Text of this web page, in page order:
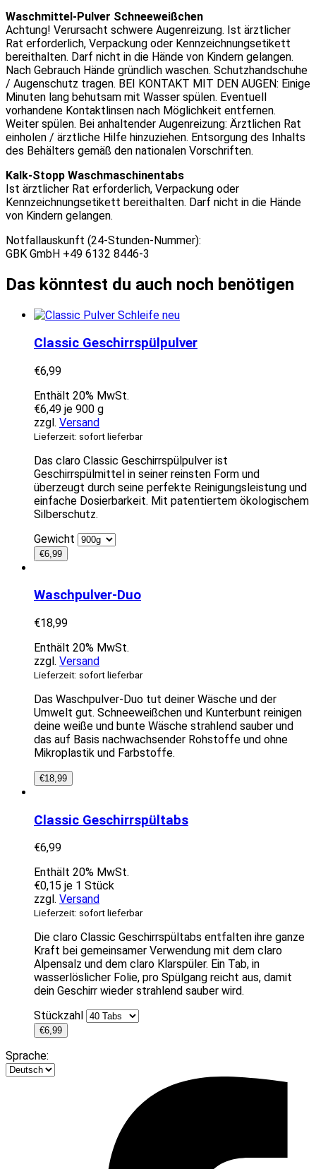
Waschmittel-Pulver Schneeweißchen
Achtung! Verursacht schwere Augenreizung. Ist ärztlicher
Rat erforderlich, Verpackung oder Kennzeichnungsetikett
bereithalten. Darf nicht in die Hände von Kindern gelangen.
Nach Gebrauch Hände gründlich waschen. Schutzhandschuhe
/ Augenschutz tragen. BEI KONTAKT MIT DEN AUGEN: Einige
Minuten lang behutsam mit Wasser spülen. Eventuell
vorhandene Kontaktlinsen nach Möglichkeit entfernen.
Weiter spülen. Bei anhaltender Augenreizung: Ärztlichen Rat
einholen / ärztliche Hilfe hinzuziehen. Entsorgung des Inhalts
des Behälters gemäß den nationalen Vorschriften.
Kalk-Stopp Waschmaschinentabs
Ist ärztlicher Rat erforderlich, Verpackung oder
Kennzeichnungsetikett bereithalten. Darf nicht in die Hände
von Kindern gelangen.
Notfallauskunft (24-Stunden-Nummer):
GBK GmbH +49 6132 8446-3
Das könntest du auch noch benötigen
Classic Geschirrspülpulver
€6,99
Enthält 20% MwSt.
€6,49 je 900 g
zzgl. Versand
Lieferzeit: sofort lieferbar
Das claro Classic Geschirrspülpulver ist
Geschirrspülmittel in seiner reinsten Form und
überzeugt durch seine perfekte Reinigungsleistung und
einfache Dosierbarkeit. Mit patentiertem ökologischem
Silberschutz.
Gewicht
€6,99
Waschpulver-Duo
€18,99
Enthält 20% MwSt.
zzgl. Versand
Lieferzeit: sofort lieferbar
Das Waschpulver-Duo tut deiner Wäsche und der
Umwelt gut. Schneeweißchen und Kunterbunt reinigen
deine weiße und bunte Wäsche strahlend sauber und
das auf Basis nachwachsender Rohstoffe und ohne
Mikroplastik und Farbstoffe.
€18,99
Classic Geschirrspültabs
€6,99
Enthält 20% MwSt.
€0,15 je 1 Stück
zzgl. Versand
Lieferzeit: sofort lieferbar
Die claro Classic Geschirrspültabs entfalten ihre ganze
Kraft bei gemeinsamer Verwendung mit dem claro
Alpensalz und dem claro Klarspüler. Ein Tab, in
wasserlöslicher Folie, pro Spülgang reicht aus, damit
dein Geschirr wieder strahlend sauber wird.
Stückzahl
€6,99
Sprache: